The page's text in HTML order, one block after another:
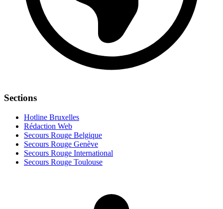
Sections
Hotline Bruxelles
Rédaction Web
Secours Rouge Belgique
Secours Rouge Genève
Secours Rouge International
Secours Rouge Toulouse